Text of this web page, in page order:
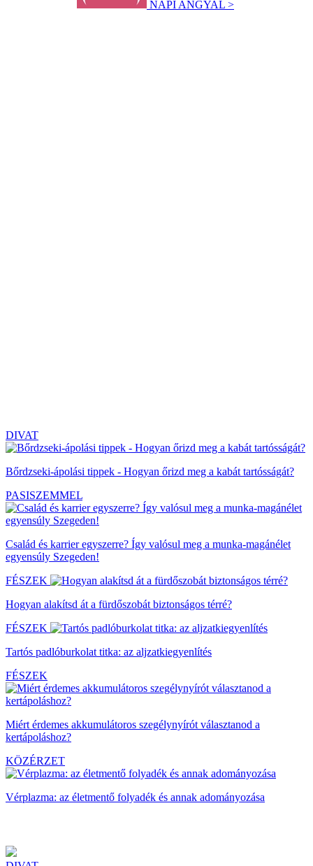
NAPI ANGYAL >
DIVAT
Bőrdzseki-ápolási tippek - Hogyan őrizd meg a kabát tartósságát?
PASISZEMMEL
Család és karrier egyszerre? Így valósul meg a munka-magánélet
egyensúly Szegeden!
FÉSZEK
Hogyan alakítsd át a fürdőszobát biztonságos térré?
FÉSZEK
Tartós padlóburkolat titka: az aljzatkiegyenlítés
FÉSZEK
Miért érdemes akkumulátoros szegélynyírót választanod a
kertápoláshoz?
KÖZÉRZET
Vérplazma: az életmentő folyadék és annak adományozása